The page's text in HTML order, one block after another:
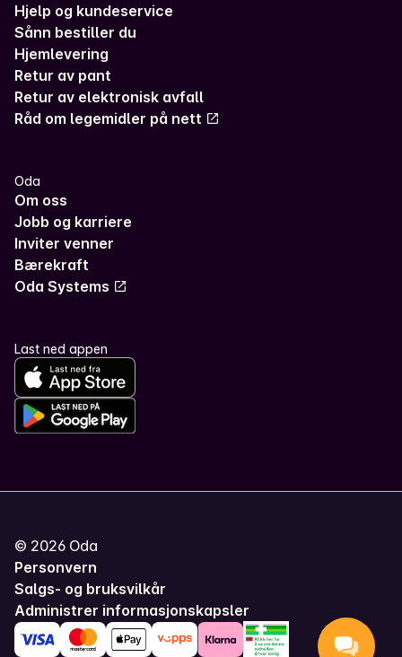
Hjelp og kundeservice
Sånn bestiller du
Hjemlevering
Retur av pant
Retur av elektronisk avfall
Råd om legemidler på nett
Oda
Om oss
Jobb og karriere
Inviter venner
Bærekraft
Oda Systems
Last ned appen
© 2026 Oda
Personvern
Salgs- og bruksvilkår
Administrer informasjonskapsler